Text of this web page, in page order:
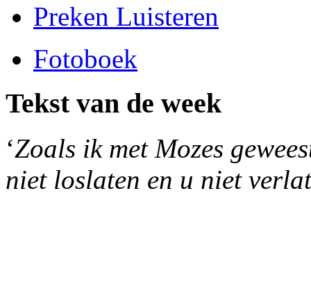
Preken Luisteren
Fotoboek
Tekst van de week
‘Zoals ik met Mozes
niet loslaten en u niet